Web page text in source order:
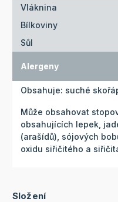
Vláknina
Bílkoviny
Sůl
Alergeny
Obsahuje: suché
Může obsahovat
obsahujících lepek,
(arašídů), sójových
oxidu siřičitého a
Složení